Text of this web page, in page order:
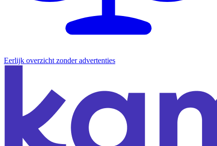
Eerlijk overzicht zonder advertenties